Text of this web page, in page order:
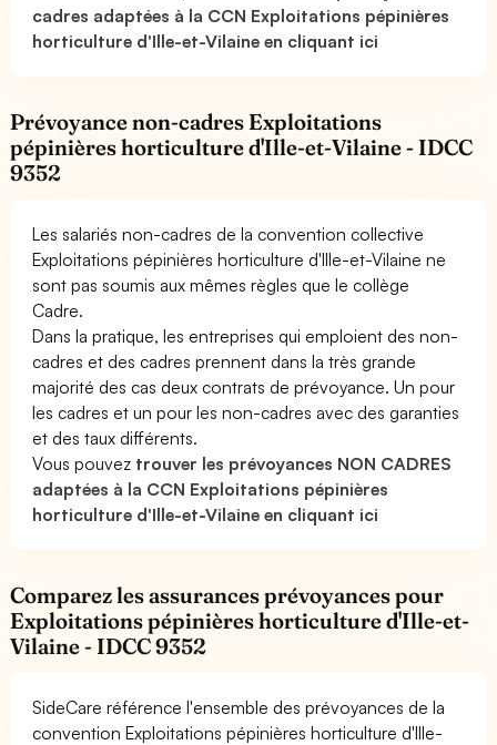
cadres adaptées à la CCN Exploitations pépinières
horticulture d'Ille-et-Vilaine en cliquant ici
Prévoyance non-cadres Exploitations
pépinières horticulture d'Ille-et-Vilaine - IDCC
9352
Les salariés non-cadres de la convention collective
Exploitations pépinières horticulture d'Ille-et-Vilaine ne
sont pas soumis aux mêmes règles que le collège
Cadre.
Dans la pratique, les entreprises qui emploient des non-
cadres et des cadres prennent dans la très grande
majorité des cas deux contrats de prévoyance. Un pour
les cadres et un pour les non-cadres avec des garanties
et des taux différents.
Vous pouvez trouver les prévoyances NON CADRES
adaptées à la CCN Exploitations pépinières
horticulture d'Ille-et-Vilaine en cliquant ici
Comparez les assurances prévoyances pour
Exploitations pépinières horticulture d'Ille-et-
Vilaine - IDCC 9352
SideCare référence l'ensemble des prévoyances de la
convention Exploitations pépinières horticulture d'Ille-